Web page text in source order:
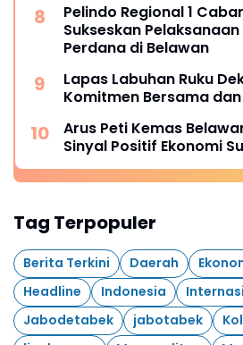
Pelindo Regional 1
Sukseskan
Perdana di Belawan
Lapas Labuhan Ruku
Komitmen Bersama
Arus Peti Kemas
Sinyal Positif Ekonomi
Tag Terpopuler
Berita Terkini Daerah
Headline
Indonesia
Jabodetabek
jabotabek